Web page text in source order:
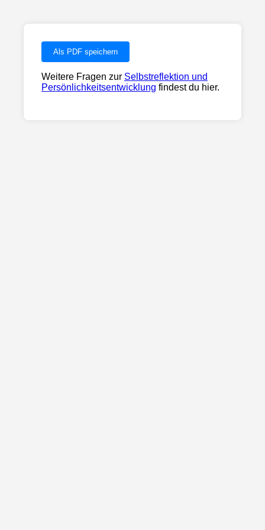
Weitere Fragen zur Selbstreflektion und
Persönlichkeitsentwicklung findest du hier.